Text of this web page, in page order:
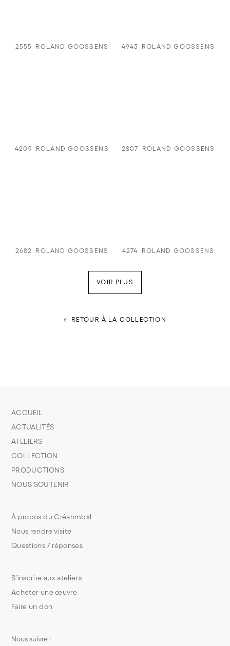
2555 ROLAND GOOSSENS 4943 ROLAND GOOSSENS
4209 ROLAND GOOSSENS 2807 ROLAND GOOSSENS
2682 ROLAND GOOSSENS 4274 ROLAND GOOSSENS
VOIR PLUS
← RETOUR À LA COLLECTION
S’inscrire aux ateliers
Acheter une œuvre
Faire un don
À propos du Créahmbxl
Nous rendre visite
Questions / réponses
ACCUEIL
ACTUALITÉS
ATELIERS
COLLECTION
PRODUCTIONS
NOUS SOUTENIR
Nous suivre :